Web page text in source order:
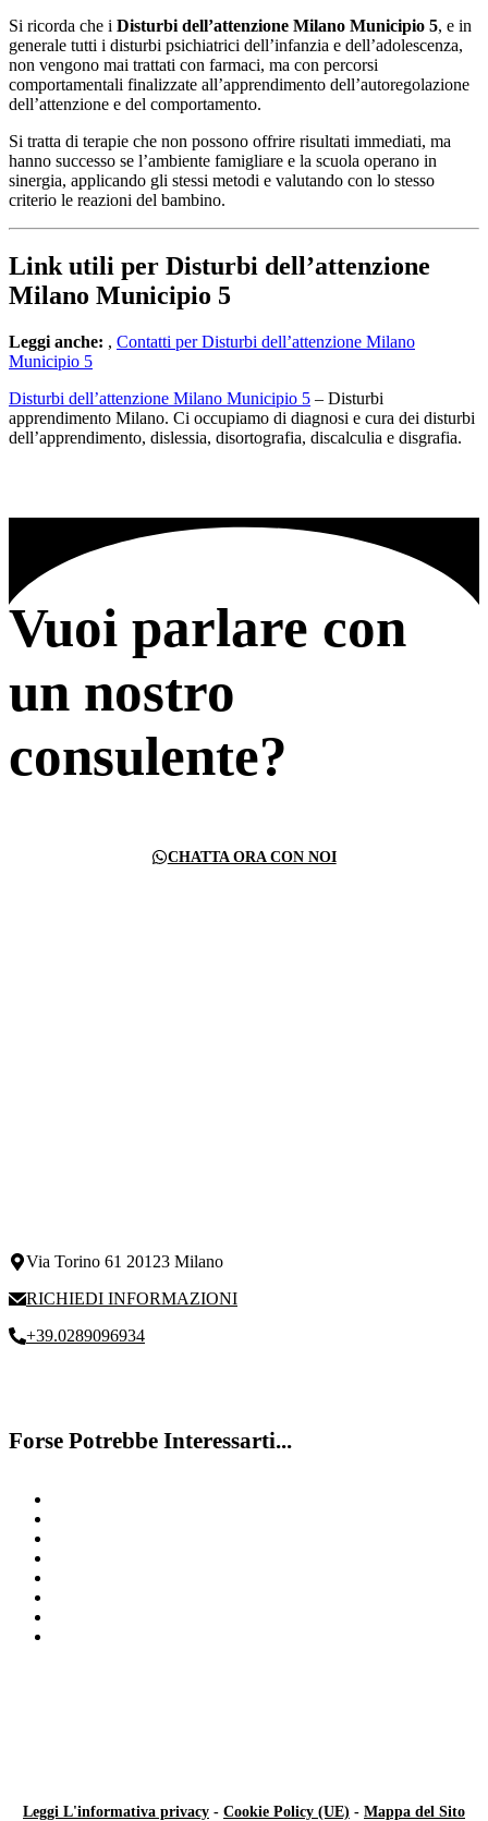
Si ricorda che i Disturbi dell’attenzione Milano Municipio 5, e in
generale tutti i disturbi psichiatrici dell’infanzia e dell’adolescenza,
non vengono mai trattati con farmaci, ma con percorsi
comportamentali finalizzate all’apprendimento dell’autoregolazione
dell’attenzione e del comportamento.
Si tratta di terapie che non possono offrire risultati immediati, ma
hanno successo se l’ambiente famigliare e la scuola operano in
sinergia, applicando gli stessi metodi e valutando con lo stesso
criterio le reazioni del bambino.
Link utili per Disturbi dell’attenzione
Milano Municipio 5
Leggi anche: , Contatti per Disturbi dell’attenzione Milano
Municipio 5
Disturbi dell’attenzione Milano Municipio 5 – Disturbi
apprendimento Milano. Ci occupiamo di diagnosi e cura dei disturbi
dell’apprendimento, dislessia, disortografia, discalculia e disgrafia.
Vuoi parlare con
un nostro
consulente?
CHATTA ORA CON NOI
Via Torino 61 20123 Milano
RICHIEDI INFORMAZIONI
+39.0289096934
Forse Potrebbe Interessarti...
Leggi L'informativa privacy - Cookie Policy (UE) - Mappa del Sito